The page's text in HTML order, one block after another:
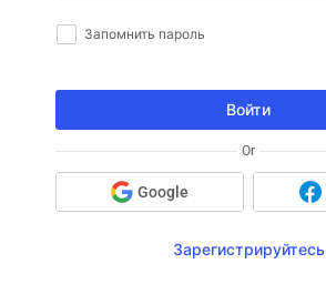
Запомнить пароль
Войти
Or
Google
Зарегистрируйтесь